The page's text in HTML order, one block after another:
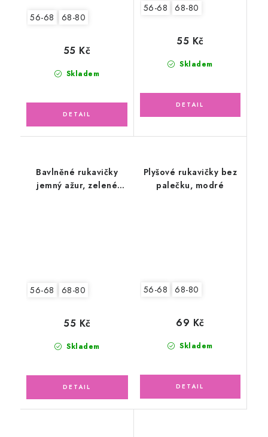
56-68 68-80
Skladem
55 Kč
56-68 68-80
Skladem
55 Kč
Bavlněné rukavičky
jemný ažur, zelené
56-68 68-80
Skladem
55 Kč
Plyšové rukavičky bez
palečku, modré
56-68 68-80
Skladem
69 Kč